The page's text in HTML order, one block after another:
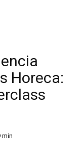
Horeca:
min